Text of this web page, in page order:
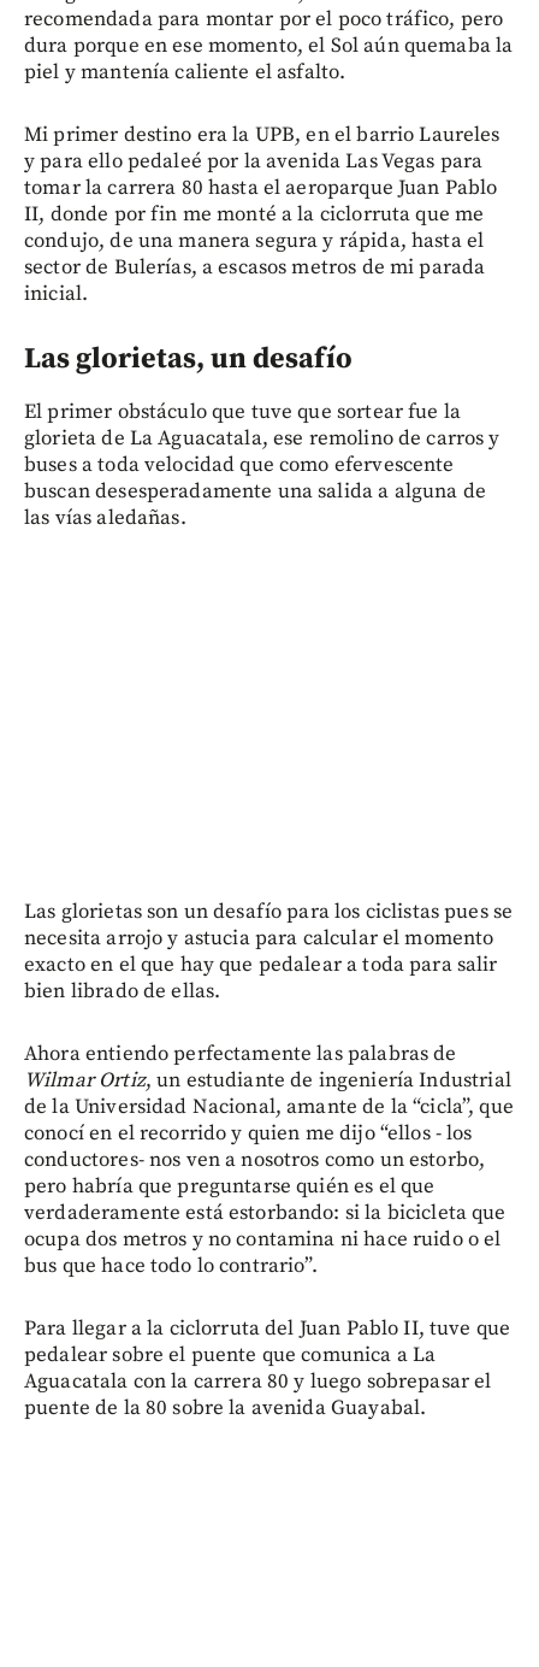
recomendada para montar por el poco tráfico, pero
dura porque en ese momento, el Sol aún quemaba la
piel y mantenía caliente el asfalto.
Mi primer destino era la UPB, en el barrio Laureles
y para ello pedaleé por la avenida Las Vegas para
tomar la carrera 80 hasta el aeroparque Juan Pablo
II, donde por fin me monté a la ciclorruta que me
condujo, de una manera segura y rápida, hasta el
sector de Bulerías, a escasos metros de mi parada
inicial.
Las glorietas, un desafío
El primer obstáculo que tuve que sortear fue la
glorieta de La Aguacatala, ese remolino de carros y
buses a toda velocidad que como efervescente
buscan desesperadamente una salida a alguna de
las vías aledañas.
Las glorietas son un desafío para los ciclistas pues se
necesita arrojo y astucia para calcular el momento
exacto en el que hay que pedalear a toda para salir
bien librado de ellas.
Ahora entiendo perfectamente las palabras de
Wilmar Ortiz, un estudiante de ingeniería Industrial
de la Universidad Nacional, amante de la “cicla”, que
conocí en el recorrido y quien me dijo “ellos - los
conductores- nos ven a nosotros como un estorbo,
pero habría que preguntarse quién es el que
verdaderamente está estorbando: si la bicicleta que
ocupa dos metros y no contamina ni hace ruido o el
bus que hace todo lo contrario”.
Para llegar a la ciclorruta del Juan Pablo II, tuve que
pedalear sobre el puente que comunica a La
Aguacatala con la carrera 80 y luego sobrepasar el
puente de la 80 sobre la avenida Guayabal.